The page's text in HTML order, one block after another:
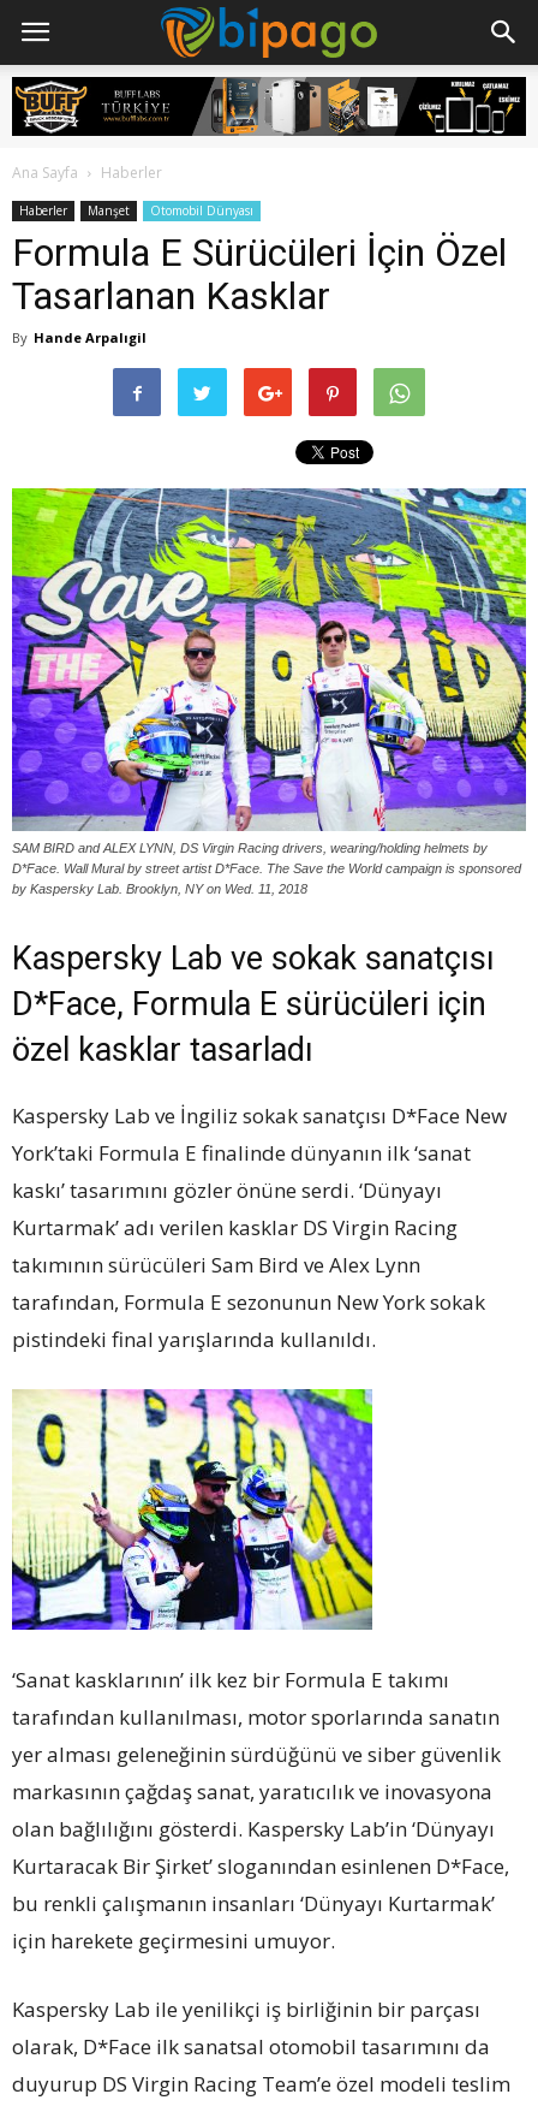
Ana Sayfa Haberler
Haberler Manşet Otomobil Dünyası
Formula E Sürücüleri İçin Özel
Tasarlanan Kasklar
By Hande Arpalıgil
SAM BIRD and ALEX LYNN, DS Virgin Racing drivers, wearing/holding helmets by
D*Face. Wall Mural by street artist D*Face. The Save the World campaign is sponsored
by Kaspersky Lab. Brooklyn, NY on Wed. 11, 2018
Kaspersky Lab ve sokak sanatçısı
D*Face, Formula E sürücüleri için
özel kasklar tasarladı
Kaspersky Lab ve İngiliz sokak sanatçısı D*Face New
York’taki Formula E finalinde dünyanın ilk ‘sanat
kaskı’ tasarımını gözler önüne serdi. ‘Dünyayı
Kurtarmak’ adı verilen kasklar DS Virgin Racing
takımının sürücüleri Sam Bird ve Alex Lynn
tarafından, Formula E sezonunun New York sokak
pistindeki final yarışlarında kullanıldı.
‘Sanat kasklarının’ ilk kez bir Formula E takımı
tarafından kullanılması, motor sporlarında sanatın
yer alması geleneğinin sürdüğünü ve siber güvenlik
markasının çağdaş sanat, yaratıcılık ve inovasyona
olan bağlılığını gösterdi. Kaspersky Lab’in ‘Dünyayı
Kurtaracak Bir Şirket’ sloganından esinlenen D*Face,
bu renkli çalışmanın insanları ‘Dünyayı Kurtarmak’
için harekete geçirmesini umuyor.
Kaspersky Lab ile yenilikçi iş birliğinin bir parçası
olarak, D*Face ilk sanatsal otomobil tasarımını da
duyurup DS Virgin Racing Team’e özel modeli teslim